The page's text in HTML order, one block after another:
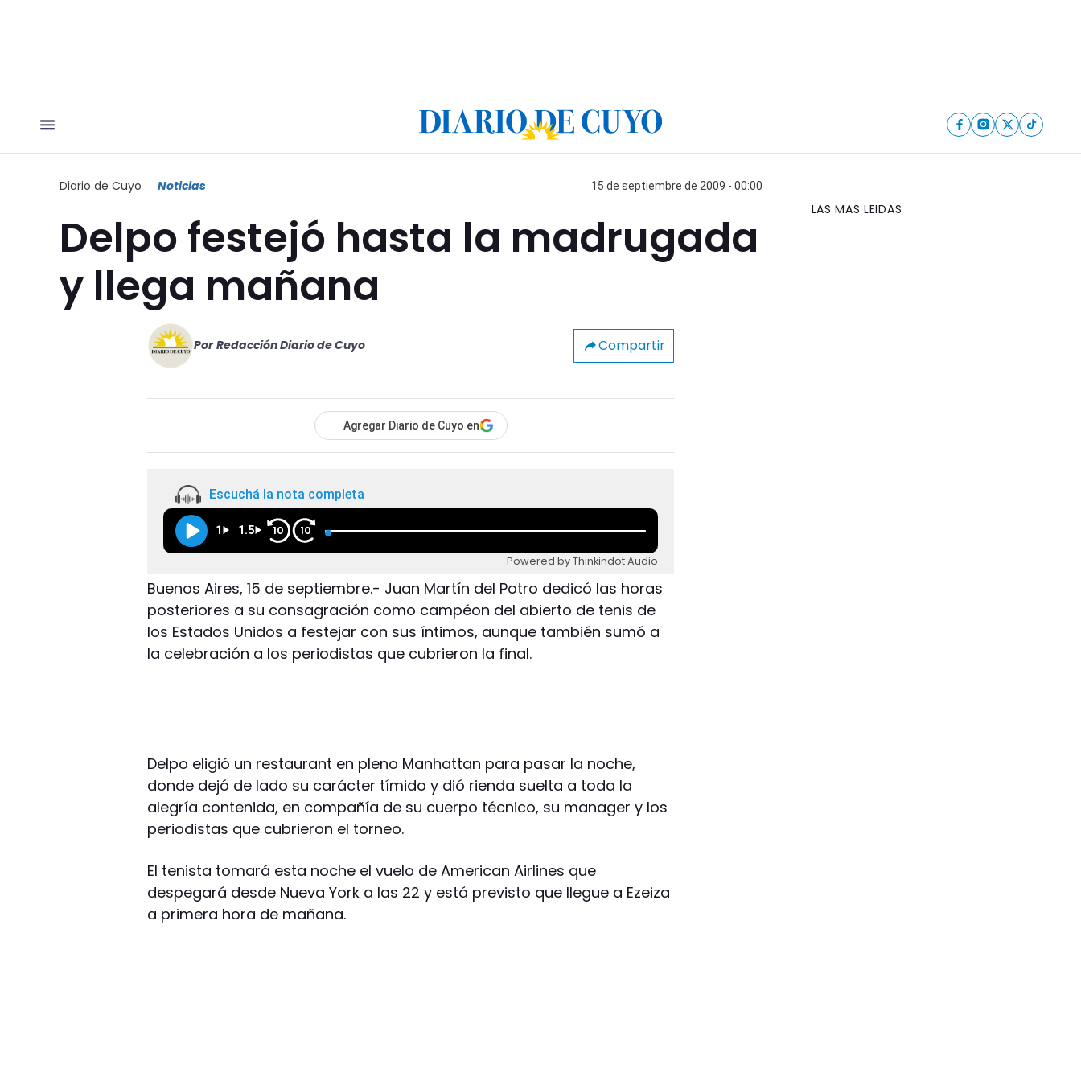
Diario de Cuyo Noticias 15 de septiembre de 2009 - 00:00
Delpo festejó hasta la madrugada
y llega mañana
Por Redacción Diario de Cuyo Compartir
Agregar Diario de Cuyo en
Escuchá la nota completa
1 1.5 10 10
Powered by Thinkindot Audio
Buenos Aires, 15 de septiembre.- Juan Martín del Potro dedicó las horas
posteriores a su consagración como campéon del abierto de tenis de
los Estados Unidos a festejar con sus íntimos, aunque también sumó a
la celebración a los periodistas que cubrieron la final.
Delpo eligió un restaurant en pleno Manhattan para pasar la noche,
donde dejó de lado su carácter tímido y dió rienda suelta a toda la
alegría contenida, en compañía de su cuerpo técnico, su manager y los
periodistas que cubrieron el torneo.
El tenista tomará esta noche el vuelo de American Airlines que
despegará desde Nueva York a las 22 y está previsto que llegue a Ezeiza
a primera hora de mañana.
LAS MAS LEIDAS